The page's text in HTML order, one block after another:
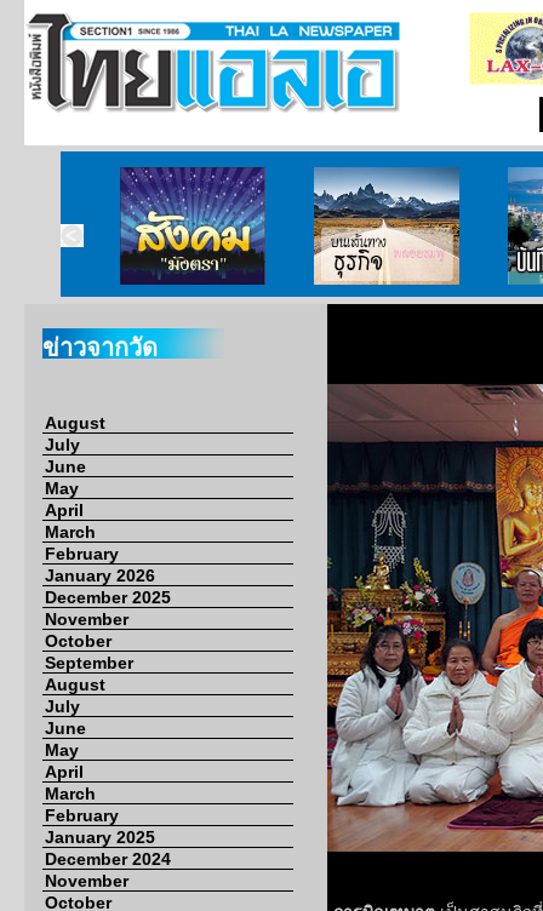
สังคมมังตรา บนเส้นทางธุรกิจ บั
ข่าวจากวัด
August
July
June
May
April
March
February
January 2026
December 2025
November
October
September
August
July
June
May
April
March
February
January 2025
December 2024
November
October